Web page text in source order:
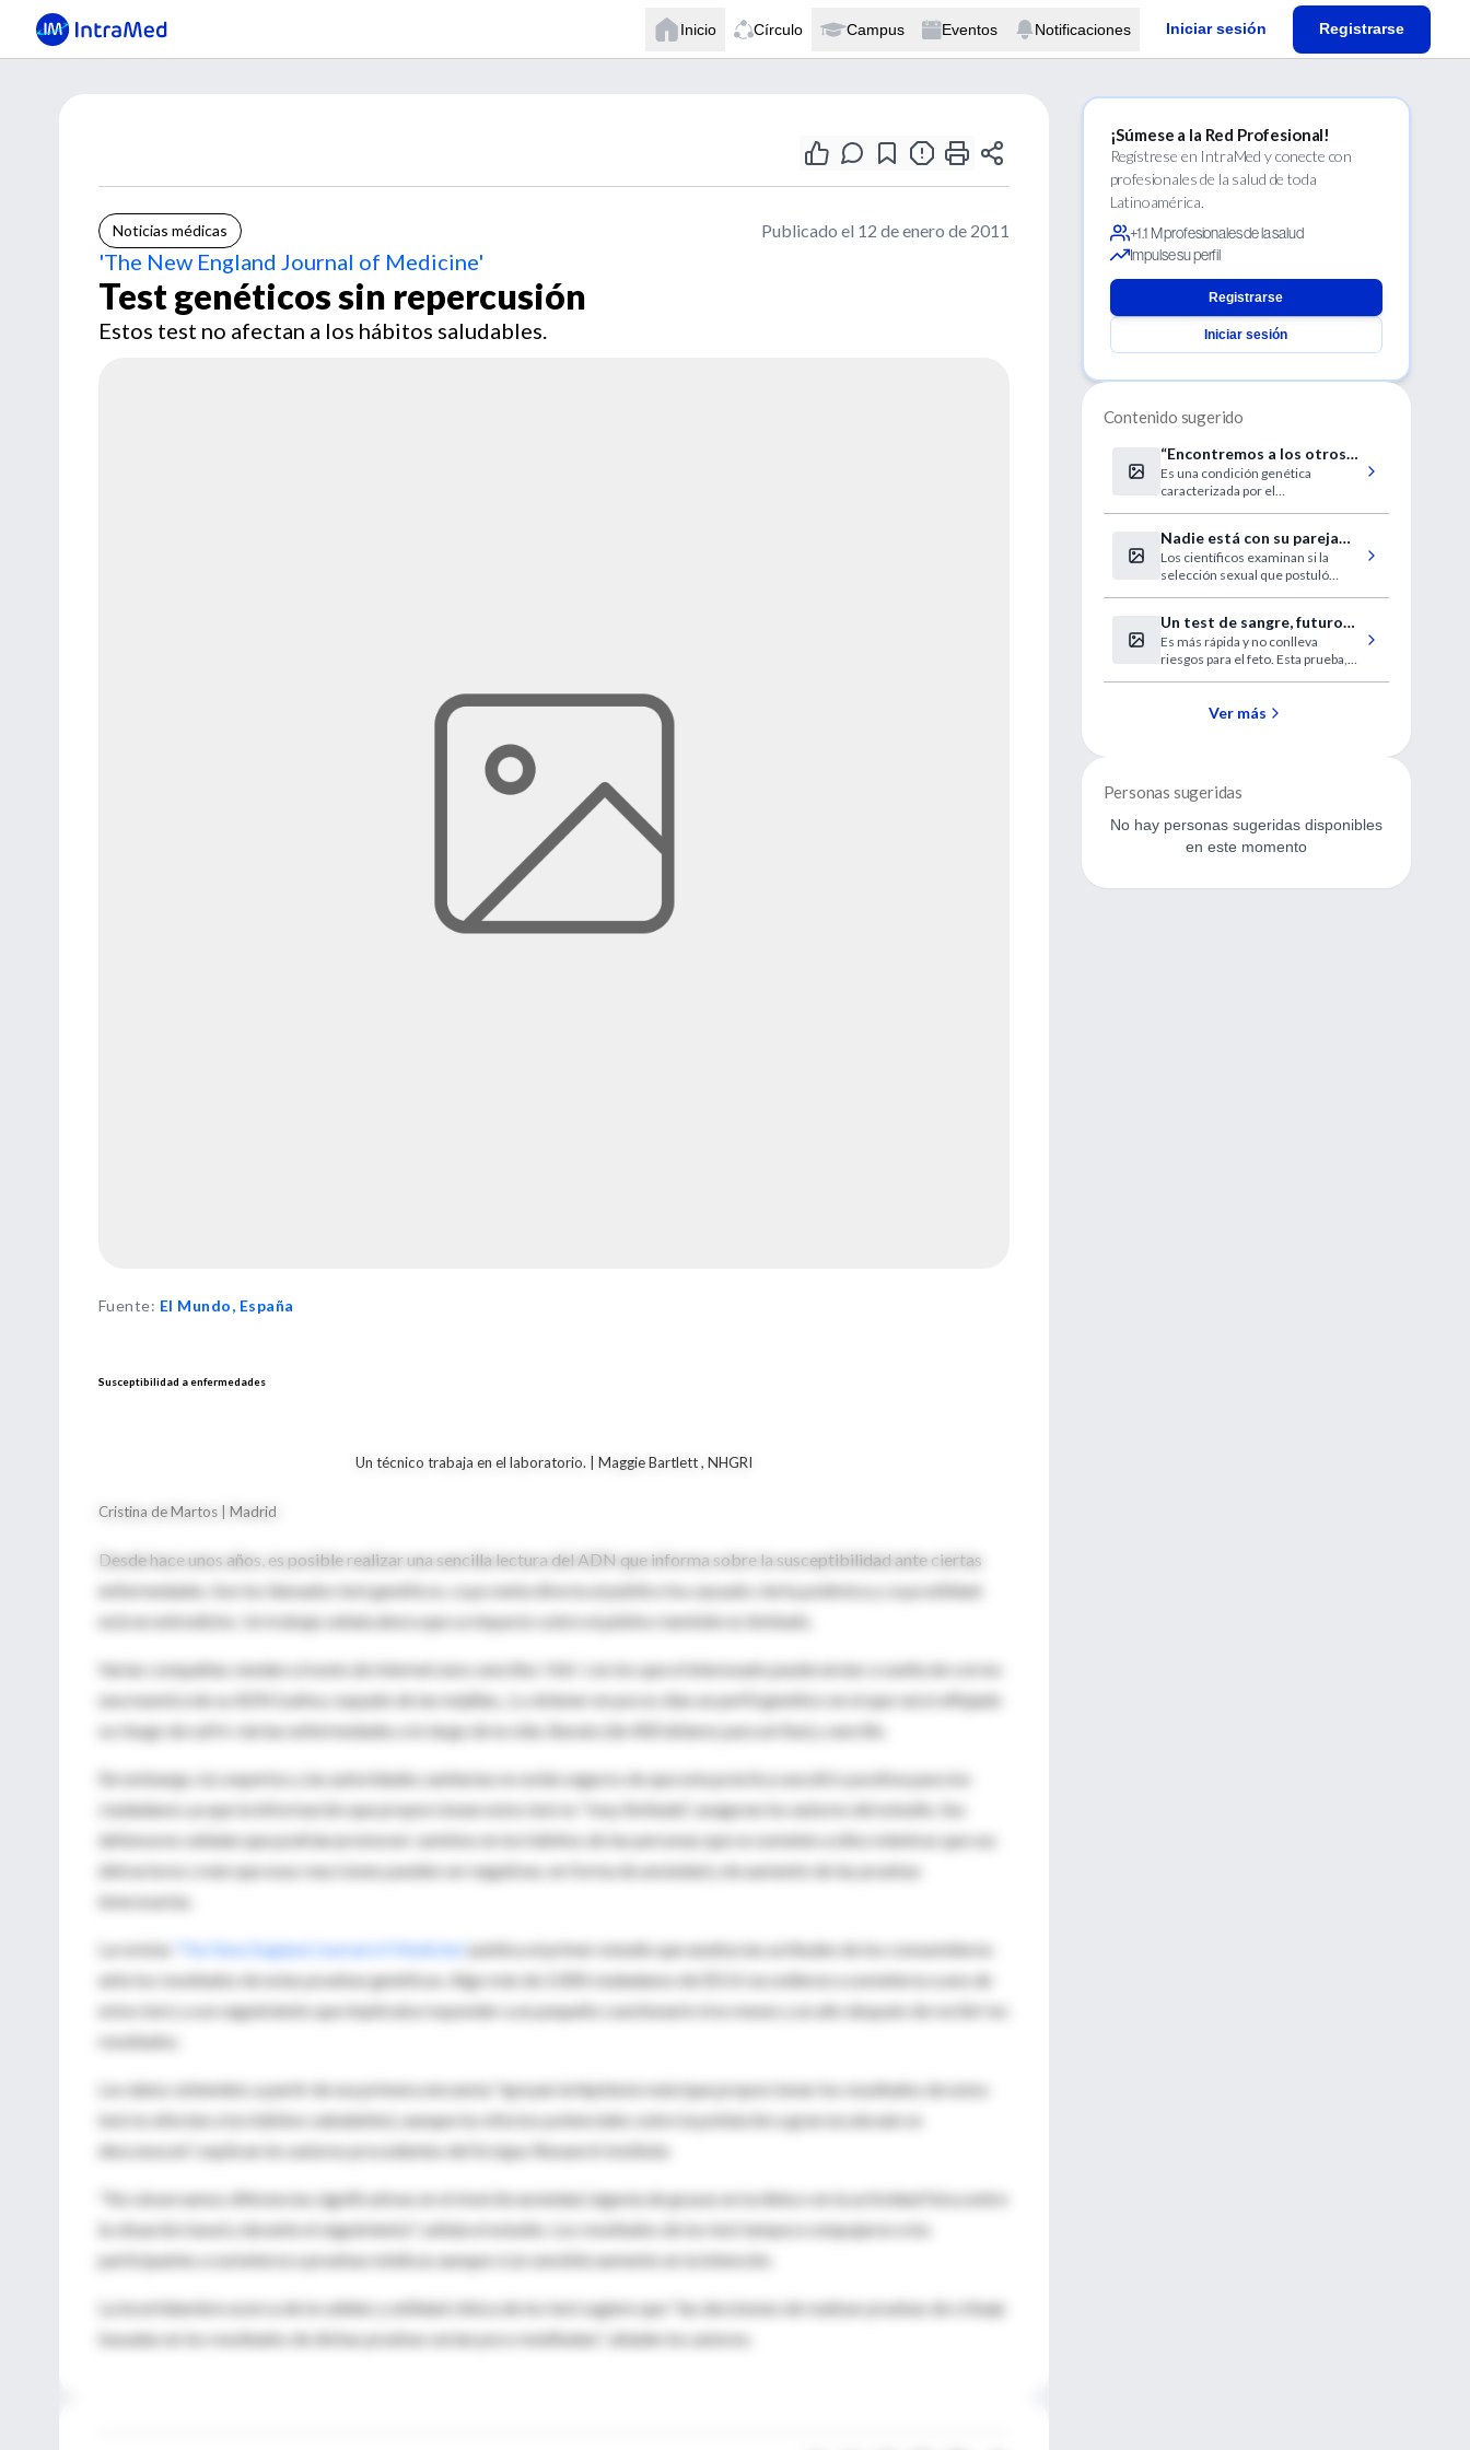
Inicio Círculo Campus Eventos Notificaciones Iniciar sesión Registrarse
Noticias médicas Publicado el 12 de enero de 2011
'The New England Journal of Medicine'
Test genéticos sin repercusión
Estos test no afectan a los hábitos saludables.
Fuente: El Mundo, España
Susceptibilidad a enfermedades
Un técnico trabaja en el laboratorio. | Maggie Bartlett , NHGRI
Cristina de Martos | Madrid
Desde hace unos años, es posible realizar una sencilla lectura del ADN que informa sobre la susceptibilidad ante ciertas
enfermedades. Son los llamados test genéticos, cuya venta directa al público ha causado cierta polémica y cuya utilidad
está en entredicho. Un trabajo señala ahora que su impacto sobre el público también es limitado.
Varias compañías venden a través de Internet unos sencillos 'kits' con los que el interesado puede enviar a vuelta de correo
una muestra de su ADN (saliva, raspado de las mejillas...) y obtener en pocos días un perfil genético en el que verá reflejado
su riesgo de sufrir ciertas enfermedades a lo largo de la vida. Barato (de 400 dólares para arriba) y sencillo.
Sin embargo, los expertos y las autoridades sanitarias no están seguros de que esta práctica sea útil o positiva para los
ciudadanos ya que la información que proporcionan estos test es "muy limitada", aseguran los autores del estudio. Sus
defensores señalan que podrían promover cambios en los hábitos de las personas que se someten a ellos mientras que sus
detractores creen que esas reacciones pueden ser negativas, en forma de ansiedad y de aumento de las pruebas
innecesarias.
La revista 'The New England Journal of Medicine' publica el primer estudio que analiza las actitudes de los consumidores
ante los resultados de estas pruebas genéticas. Algo más de 2.000 ciudadanos de EEUU accedieron a someterse a uno de
estos test y a un seguimiento que implicaba responder a un pequeño cuestionario tres meses y un año después de recibir los
resultados.
Los datos obtenidos a partir de esa primera encuesta "apoyan la hipótesis nula (que proporcionar los resultados de estos
test no afectan a los hábitos saludables), aunque los efectos potenciales sobre la población a gran escala aún se
desconocen", explican los autores procedentes del Scripps Research Institute.
"No observamos diferencias significativas en el nivel de ansiedad, ingesta de grasas en la dieta o en la actividad física entre
la situación basal y durante el seguimiento", señala el estudio. Los resultados de los test tampoco empujaron a los
participantes a someterse a pruebas médicas aunque sí un sensible aumento en la intención.
La incertidumbre acerca de la validez y utilidad clínica de los test sugiere que "las decisiones de realizar pruebas de cribaje
basadas en los resultados de dichas pruebas serían poco meditadas", añaden los autores.
¡Súmese a la Red Profesional!
Regístrese en IntraMed y conecte con
profesionales de la salud de toda
Latinoamérica.
+1.1 M profesionales de la salud
Impulse su perfil
Registrarse
Iniciar sesión
Contenido sugerido
“Encontremos a los otros
150”
Es una condición genética
caracterizada por el
Nadie está con su pareja
ideal
Los científicos examinan si la
selección sexual que postuló
Un test de sangre, futuro
sustituto de la
amniocentesis
Es más rápida y no conlleva
riesgos para el feto. Esta prueba,
Ver más
Personas sugeridas
No hay personas sugeridas disponibles
en este momento